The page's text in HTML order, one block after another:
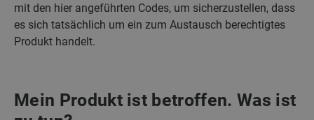
mit den hier angeführten Codes, um sicherzustellen, dass
es sich tatsächlich um ein zum Austausch berechtigtes
Produkt handelt.
Mein Produkt ist betroffen. Was ist